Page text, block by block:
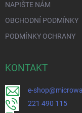
NAPIŠTE NÁM
OBCHODNÍ PODMÍNKY
PODMÍNKY OCHRANY
KONTAKT
e-
221 490 115